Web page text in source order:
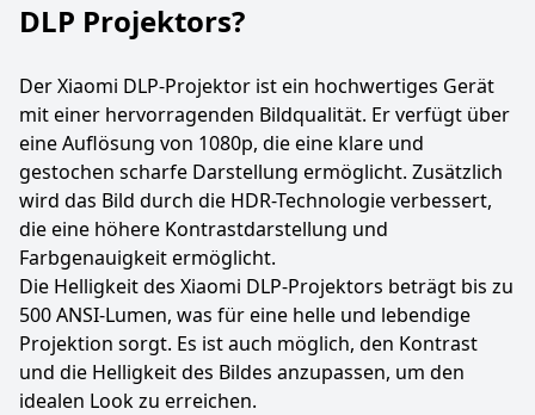
DLP Projektors?
Der Xiaomi DLP-Projektor ist ein hochwertiges Gerät
mit einer hervorragenden Bildqualität. Er verfügt über
eine Auflösung von 1080p, die eine klare und
gestochen scharfe Darstellung ermöglicht. Zusätzlich
wird das Bild durch die HDR-Technologie verbessert,
die eine höhere Kontrastdarstellung und
Farbgenauigkeit ermöglicht.
Die Helligkeit des Xiaomi DLP-Projektors beträgt bis zu
500 ANSI-Lumen, was für eine helle und lebendige
Projektion sorgt. Es ist auch möglich, den Kontrast
und die Helligkeit des Bildes anzupassen, um den
idealen Look zu erreichen.